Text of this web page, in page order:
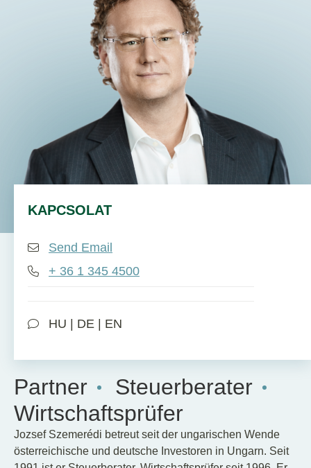
HU
KAPCSOLAT
Send Email
+ 36 1 345 4500
HU | DE | EN
Partner
Steuerberater
Wirtschaftsprüfer
Jozsef Szemerédi betreut seit der ungarischen Wende
österreichische und deutsche Investoren in Ungarn. Seit